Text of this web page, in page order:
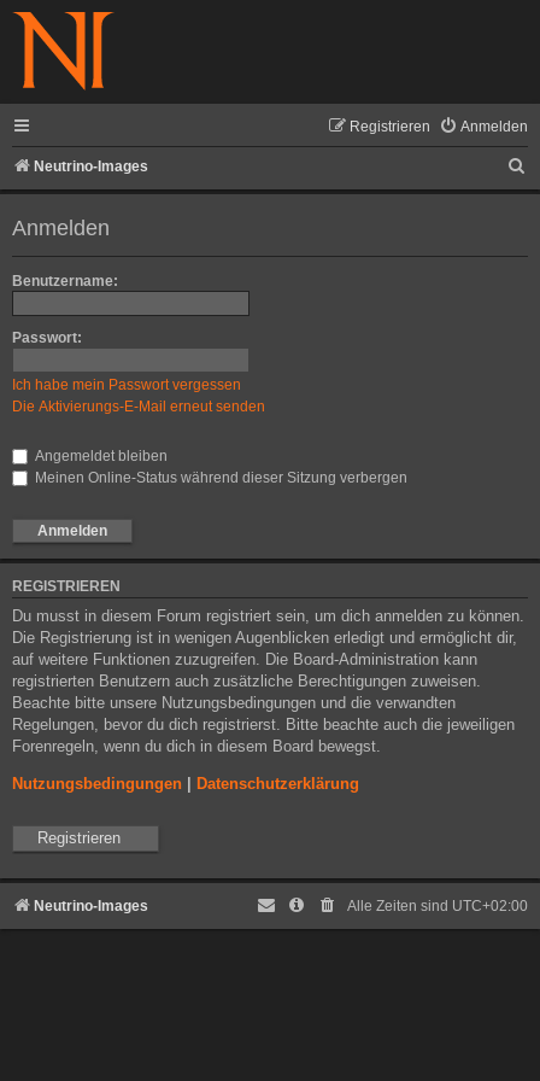
Anmelden
Registrieren
Neutrino-Images
u
Anmelden
Benutzername:
Passwort:
Ich habe mein Passwort vergessen
Die Aktivierungs-E-Mail erneut senden
Angemeldet bleiben
Meinen Online-Status während dieser Sitzung verbergen
REGISTRIEREN
Du musst in diesem Forum registriert sein, um dich anmelden zu können.
Die Registrierung ist in wenigen Augenblicken erledigt und ermöglicht dir,
auf weitere Funktionen zuzugreifen. Die Board-Administration kann
registrierten Benutzern auch zusätzliche Berechtigungen zuweisen.
Beachte bitte unsere Nutzungsbedingungen und die verwandten
Regelungen, bevor du dich registrierst. Bitte beachte auch die jeweiligen
Forenregeln, wenn du dich in diesem Board bewegst.
Nutzungsbedingungen Datenschutzerklärung
Registrieren
Neutrino-Images Alle Zeiten sind UTC+02:00